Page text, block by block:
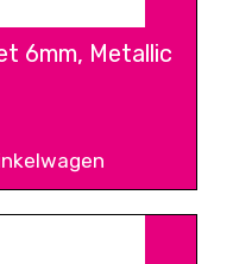
6mm, Metallic